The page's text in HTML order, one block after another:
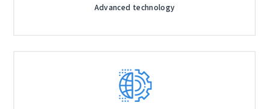
Advanced technology